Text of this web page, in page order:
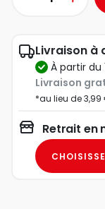
Livraison à
à partir
Livraison
*au lieu de
Retrait en